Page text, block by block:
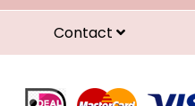
Contact